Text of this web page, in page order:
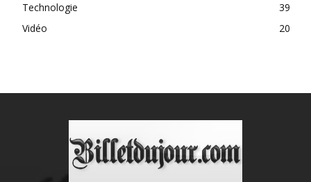
Technologie
39
Vidéo
20